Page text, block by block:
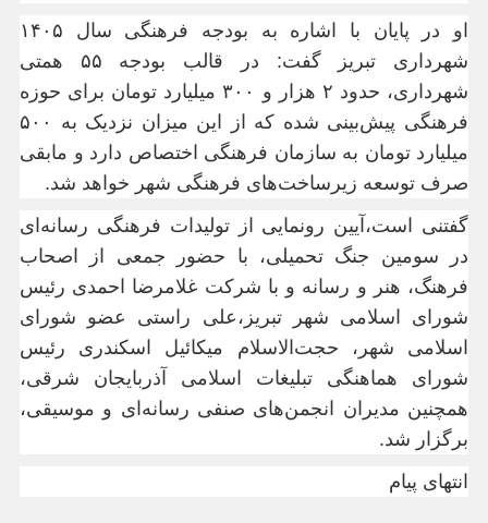
او در پایان با اشاره به بودجه فرهنگی سال ۱۴۰۵
شهرداری تبریز گفت: در قالب بودجه ۵۵ همتی
شهرداری، حدود ۲ هزار و ۳۰۰ میلیارد تومان برای حوزه
فرهنگی پیش‌بینی شده که از این میزان نزدیک به ۵۰۰
میلیارد تومان به سازمان فرهنگی اختصاص دارد و مابقی
صرف توسعه زیرساخت‌های فرهنگی شهر خواهد شد.
گفتنی است،آیین رونمایی از تولیدات فرهنگی رسانه‌ای
در سومین جنگ تحمیلی، با حضور جمعی از اصحاب
فرهنگ، هنر و رسانه و با شرکت غلامرضا احمدی رئیس
شورای اسلامی شهر تبریز،علی راستی عضو شورای
اسلامی شهر، حجت‌الاسلام میکائیل اسکندری رئیس
شورای هماهنگی تبلیغات اسلامی آذربایجان شرقی،
همچنین مدیران انجمن‌های صنفی رسانه‌ای و موسیقی،
برگزار شد.
انتهای پیام